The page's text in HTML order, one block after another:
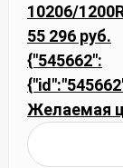
10206/
55 296 руб.
{"545662":
Желаемая